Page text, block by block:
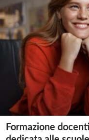
Formazione